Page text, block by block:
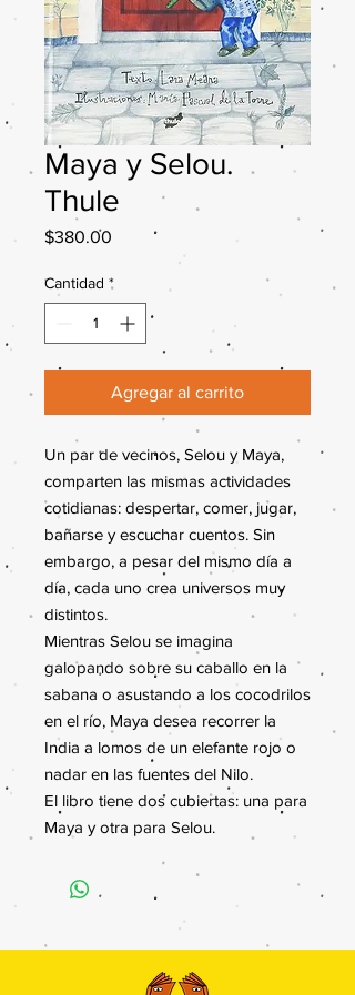
Maya y Selou.
Thule
$380.00 Precio
Cantidad *
Agregar al carrito
Un par de vecinos, Selou y Maya,
comparten las mismas actividades
cotidianas: despertar, comer, jugar,
bañarse y escuchar cuentos. Sin
embargo, a pesar del mismo día a
día, cada uno crea universos muy
distintos.
Mientras Selou se imagina
galopando sobre su caballo en la
sabana o asustando a los cocodrilos
en el río, Maya desea recorrer la
India a lomos de un elefante rojo o
nadar en las fuentes del Nilo.
El libro tiene dos cubiertas: una para
Maya y otra para Selou.